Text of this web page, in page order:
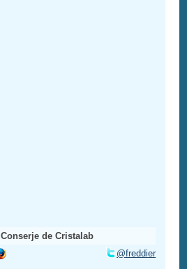
Conserje de Cristalab
@freddier